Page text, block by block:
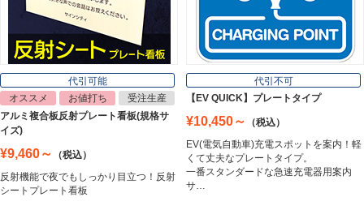
看板照明
Lighting Equipment
トラスコ中山
Trusco Nakayama
代引可能
オススメ
お値打ち
受注生産
アルミ複合板反射プレート看板(規格サ
イズ)
¥9,460～
（税込）
反射機能で夜でもしっかり目立つ！反射
シートプレート看板
代引不可
【EV QUICK】プレートタイプ
¥10,450～
（税込）
EV(電気自動車)充電スポットを案内！軽
くて丈夫なプレートタイプ。
一番スタンダードな急速充電器用案内
サ…